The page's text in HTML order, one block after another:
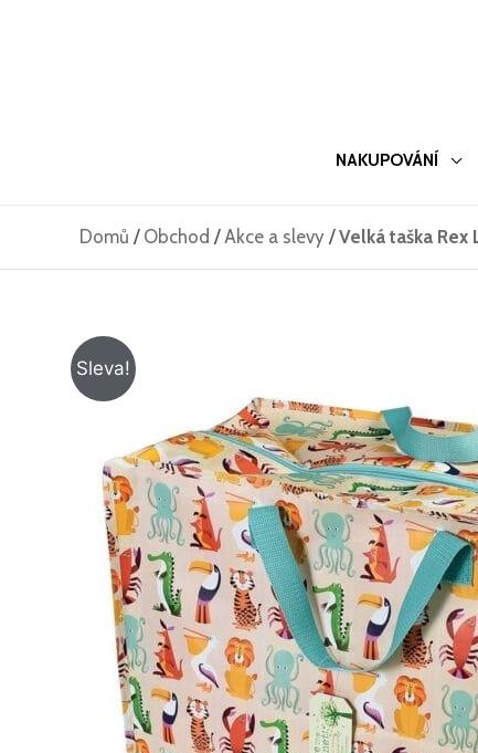
NAKUPOVÁNÍ
Domů / Obchod /Akce a slevy /Velká taška
Sleva!